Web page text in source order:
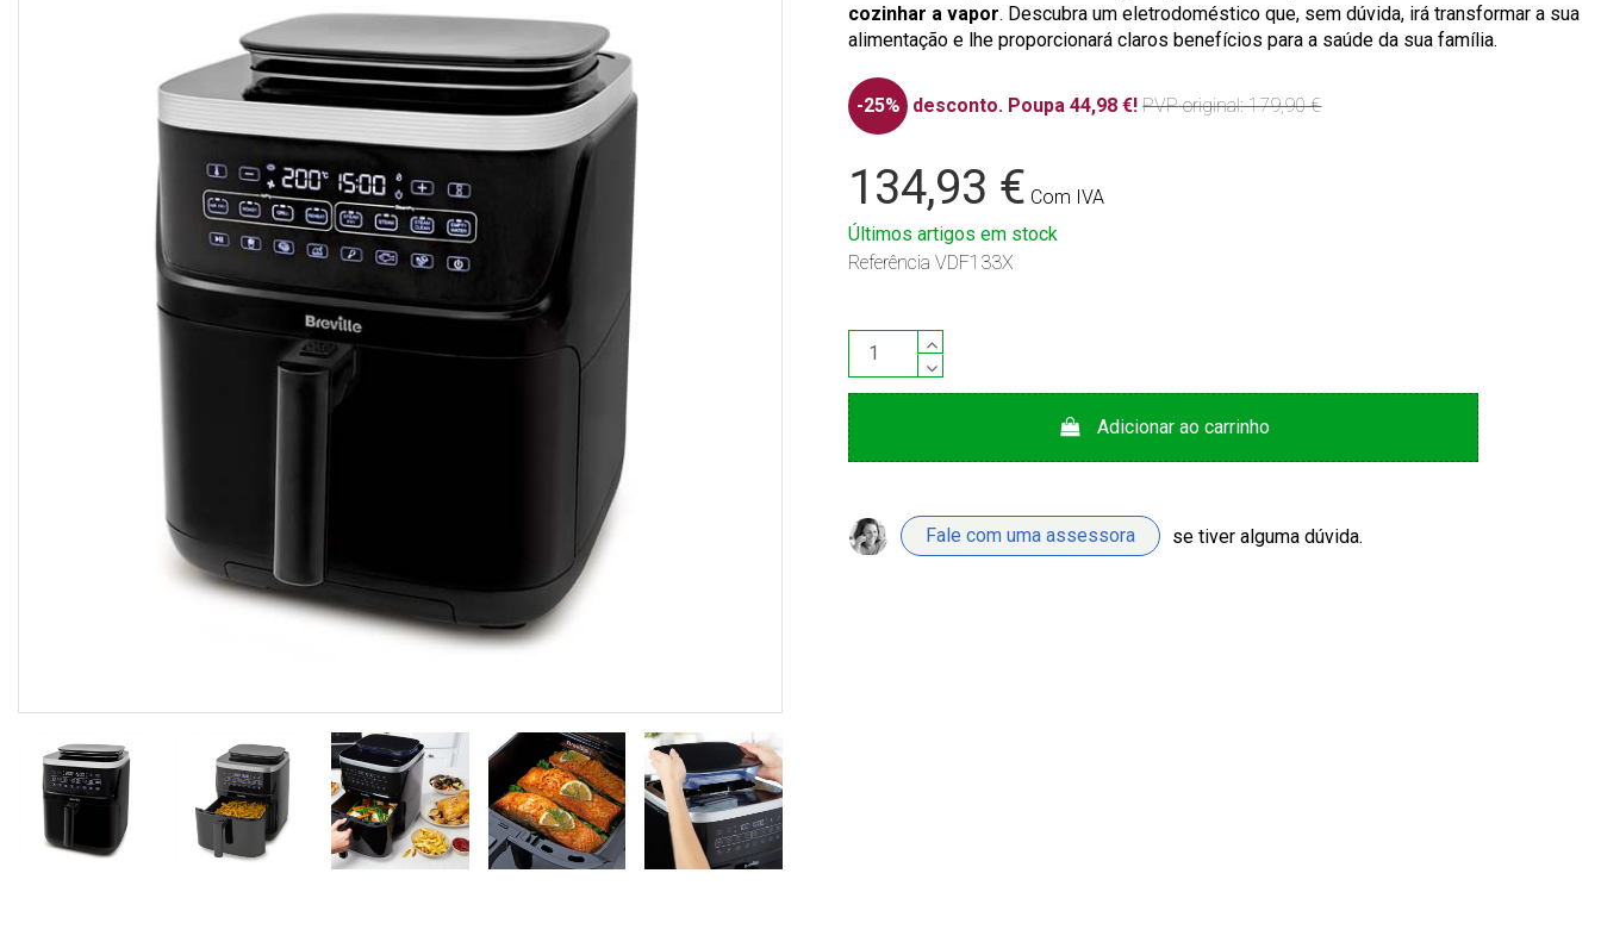
cozinhar a vapor. Descubra um eletrodoméstico que, sem dúvida, irá transformar a sua
alimentação e lhe proporcionará claros benefícios para a saúde da sua família.
-25% desconto. Poupa 44,98 €! PVPoriginal: 179,90 €
134,93 € Com IVA
Últimos artigos em stock
Referência VDF133X
Adicionar ao carrinho
Fale com uma assessora se tiver alguma dúvida.